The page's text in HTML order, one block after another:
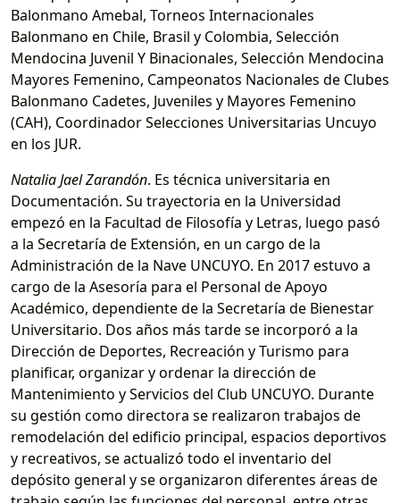
Balonmano Amebal, Torneos Internacionales
Balonmano en Chile, Brasil y Colombia, Selección
Mendocina Juvenil Y Binacionales, Selección Mendocina
Mayores Femenino, Campeonatos Nacionales de Clubes
Balonmano Cadetes, Juveniles y Mayores Femenino
(CAH), Coordinador Selecciones Universitarias Uncuyo
en los JUR.
Natalia Jael Zarandón. Es técnica universitaria en
Documentación. Su trayectoria en la Universidad
empezó en la Facultad de Filosofía y Letras, luego pasó
a la Secretaría de Extensión, en un cargo de la
Administración de la Nave UNCUYO. En 2017 estuvo a
cargo de la Asesoría para el Personal de Apoyo
Académico, dependiente de la Secretaría de Bienestar
Universitario. Dos años más tarde se incorporó a la
Dirección de Deportes, Recreación y Turismo para
planificar, organizar y ordenar la dirección de
Mantenimiento y Servicios del Club UNCUYO. Durante
su gestión como directora se realizaron trabajos de
remodelación del edificio principal, espacios deportivos
y recreativos, se actualizó todo el inventario del
depósito general y se organizaron diferentes áreas de